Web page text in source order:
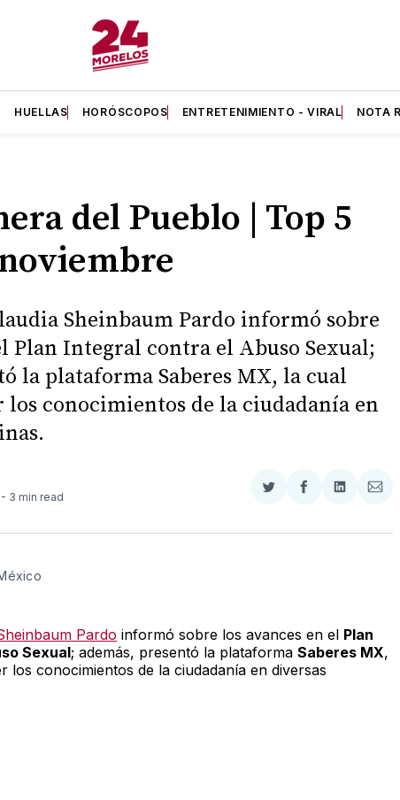
HUELLAS HORÓSCOPOS ENTRETENIMIENTO - VIRAL NOTA
del Pueblo | Top 5
Sheinbaum Pardo informó sobre
Plan Integral contra el Abuso Sexual;
la plataforma Saberes MX, la cual
los conocimientos de la ciudadanía en
- 3 min read
Compartir
Twitter
Compartir
Facebook
Compartir
LinkedIn
Email
Pardo informó sobre los avances en el Plan
Sexual; además, presentó la plataforma Saberes MX,
los conocimientos de la ciudadanía en diversas